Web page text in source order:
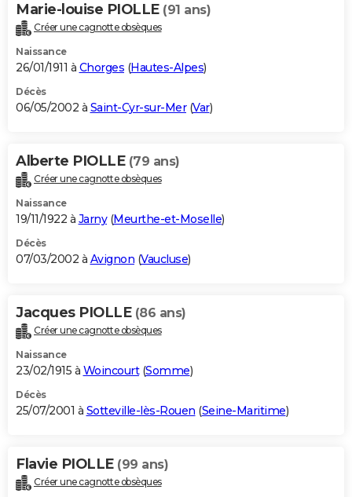
Marie-louise PIOLLE (91 ans)
Créer une cagnotte obsèques
Naissance
26/01/1911 à Chorges (Hautes-Alpes)
Décès
06/05/2002 à Saint-Cyr-sur-Mer(Var)
Alberte PIOLLE (79 ans)
Créer une cagnotte obsèques
Naissance
19/11/1922 à Jarny(Meurthe-et-Moselle)
Décès
07/03/2002 à Avignon (Vaucluse)
Jacques PIOLLE (86 ans)
Créer une cagnotte obsèques
Naissance
23/02/1915 à Woincourt(Somme)
Décès
25/07/2001 à Sotteville-lès-Rouen (Seine-Maritime)
Flavie PIOLLE (99 ans)
Créer une cagnotte obsèques